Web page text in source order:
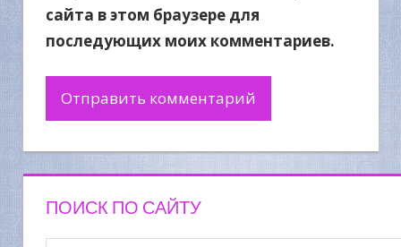
сайта в этом браузере для
последующих моих комментариев.
ПОИСК ПО САЙТУ